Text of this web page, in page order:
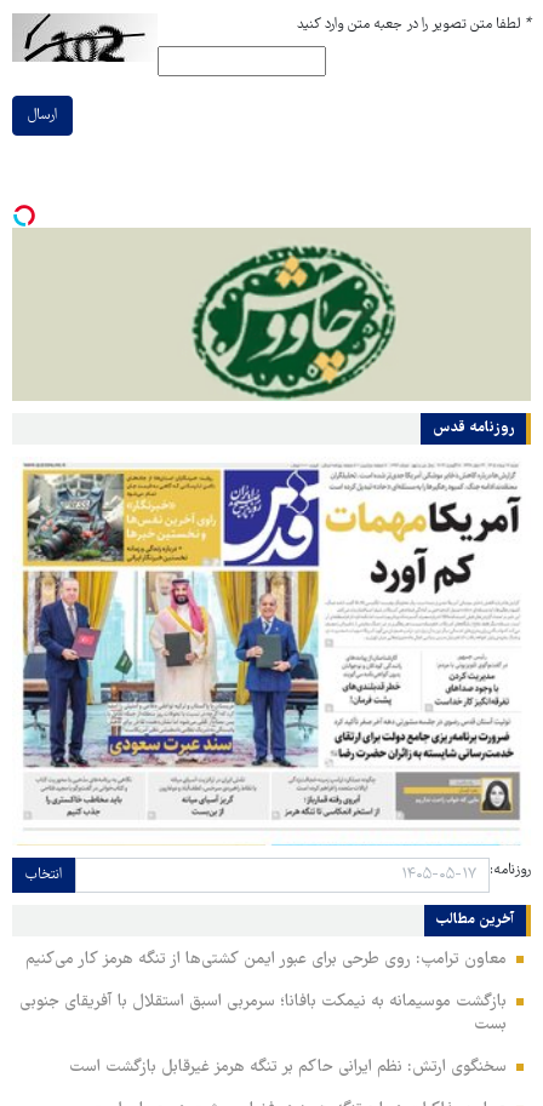
* لطفا متن تصویر را در جعبه متن وارد کنید
ارسال
روزنامه قدس
روزنامه: انتخاب
آخرین مطالب
معاون ترامپ: روی طرحی برای عبور ایمن کشتی‌ها از تنگه هرمز کار می‌کنیم
بازگشت موسیمانه به نیمکت بافانا؛ سرمربی اسبق استقلال با آفریقای جنوبی
بست
سخنگوی ارتش: نظم ایرانی حاکم بر تنگه هرمز غیرقابل بازگشت است